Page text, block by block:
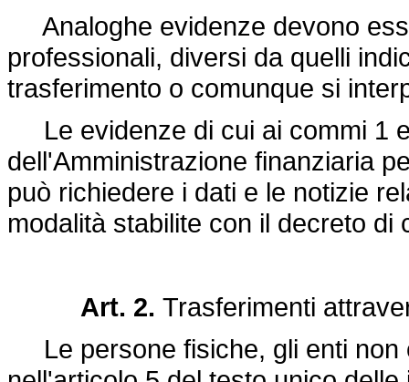
Analoghe evidenze devono
professionali, diversi da quelli
trasferimento o comunque si
Le evidenze di cui ai commi 1
dell'Amministrazione finanziaria
può richiedere i dati e le notizie
modalità stabilite con il decreto di
Art. 2. Trasferimenti
Le persone fisiche, gli enti non